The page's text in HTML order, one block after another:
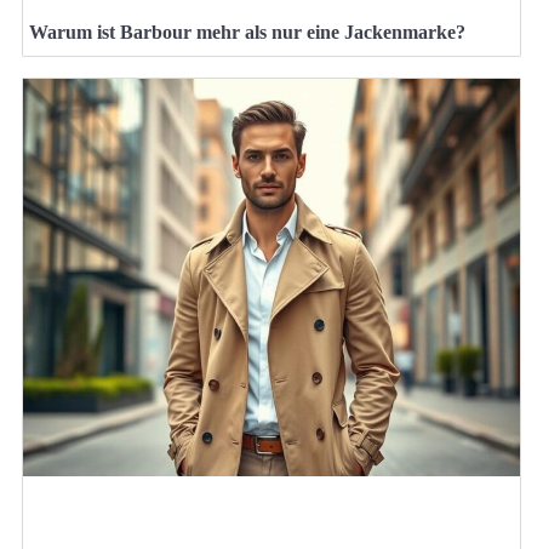
Warum ist Barbour mehr als nur eine Jackenmarke?